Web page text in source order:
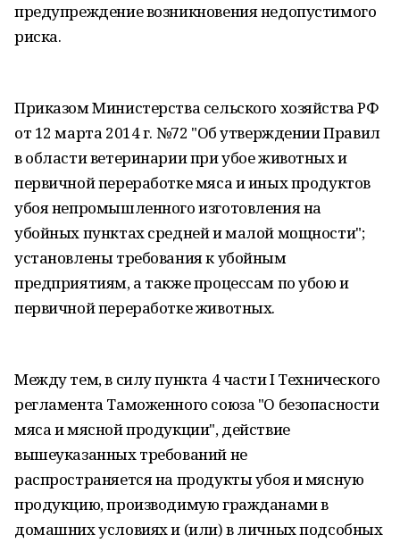
предупреждение возникновения недопустимого
риска.
Приказом Министерства сельского хозяйства РФ
от 12 марта 2014 г. №72 "Об утверждении Правил
в области ветеринарии при убое животных и
первичной переработке мяса и иных продуктов
убоя непромышленного изготовления на
убойных пунктах средней и малой мощности";
установлены требования к убойным
предприятиям, а также процессам по убою и
первичной переработке животных.
Между тем, в силу пункта 4 части I Технического
регламента Таможенного союза "О безопасности
мяса и мясной продукции", действие
вышеуказанных требований не
распространяется на продукты убоя и мясную
продукцию, производимую гражданами в
домашних условиях и (или) в личных подсобных